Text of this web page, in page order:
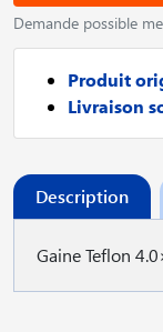
Demande possible
Produit
Livraison
Description
Gaine Teflon